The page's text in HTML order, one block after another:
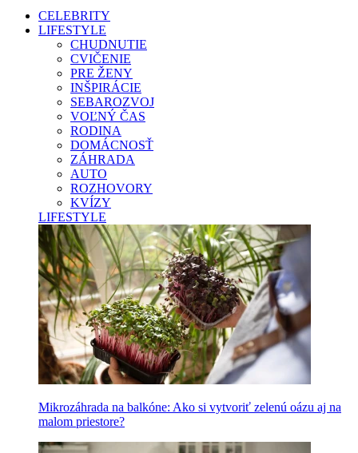
CELEBRITY
LIFESTYLE
CHUDNUTIE
CVIČENIE
PRE ŽENY
INŠPIRÁCIE
SEBAROZVOJ
VOĽNÝ ČAS
RODINA
DOMÁCNOSŤ
ZÁHRADA
AUTO
ROZHOVORY
KVÍZY
LIFESTYLE
Mikrozáhrada na balkóne: Ako si vytvoriť zelenú oázu aj na
malom priestore?